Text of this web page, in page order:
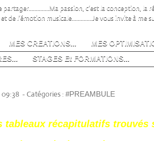
partager..............Ma passion, c’est la conception,
de l’émotion musicale..............Je vous invite à me
MES CREATIONS...
MES
STAGES Et FORMATIONS...
09:38 - Catégories : #PREAMBULE
tableaux récapitulatifs trouvés